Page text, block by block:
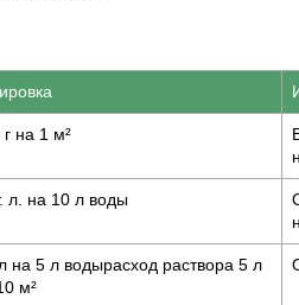
г на 1 м²
л. на 10 л воды
на 5 л водырасход раствора 5 л
м²